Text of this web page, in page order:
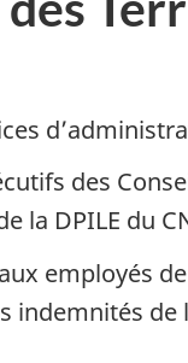
des
la DPILE du
employés
indemnités